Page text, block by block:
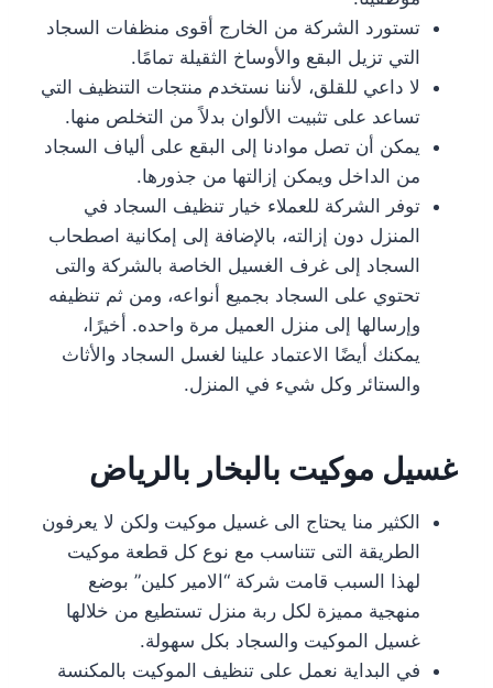
تستورد الشركة من الخارج أقوى منظفات السجاد
التي تزيل البقع والأوساخ الثقيلة تمامًا.
لا داعي للقلق، لأننا نستخدم منتجات التنظيف التي
تساعد على تثبيت الألوان بدلاً من التخلص منها.
يمكن أن تصل موادنا إلى البقع على ألياف السجاد
من الداخل ويمكن إزالتها من جذورها.
توفر الشركة للعملاء خيار تنظيف السجاد في
المنزل دون إزالته، بالإضافة إلى إمكانية اصطحاب
السجاد إلى غرف الغسيل الخاصة بالشركة والتى
تحتوي على السجاد بجميع أنواعه، ومن ثم تنظيفه
وإرسالها إلى منزل العميل مرة واحده. أخيرًا،
يمكنك أيضًا الاعتماد علينا لغسل السجاد والأثاث
والستائر وكل شيء في المنزل.
غسيل موكيت بالبخار بالرياض
الكثير منا يحتاج الى غسيل موكيت ولكن لا يعرفون
الطريقة التى تتناسب مع نوع كل قطعة موكيت
لهذا السبب قامت شركة “الامير كلين” بوضع
منهجية مميزة لكل ربة منزل تستطيع من خلالها
غسيل الموكيت والسجاد بكل سهولة.
في البداية نعمل على تنظيف الموكيت بالمكنسة